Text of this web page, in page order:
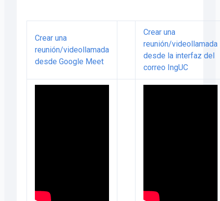
Crear una
reunión/videollamada
desde Google Meet
Crear una
reunión/videollamada
desde la interfaz del
correo IngUC